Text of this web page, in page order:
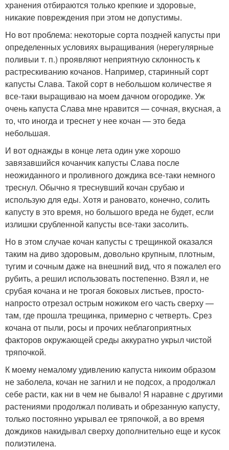
хранения отбираются только крепкие и здоровые,
никакие повреждения при этом не допустимы.
Но вот проблема: некоторые сорта поздней капусты при
определенных условиях выращивания (нерегулярные
поливыи т. п.) проявляют неприятную склонность к
растрескиванию кочанов. Например, старинный сорт
капусты Слава. Такой сорт в небольшом количестве я
все-таки выращиваю на моем дачном огородике. Уж
очень капуста Слава мне нравится — сочная, вкусная, а
то, что иногда и треснет у нее кочан — это беда
небольшая.
И вот однажды в конце лета один уже хорошо
завязавшийся кочанчик капусты Слава после
неожиданного и проливного дождика все-таки немного
треснул. Обычно я треснувший кочан срубаю и
использую для еды. Хотя и рановато, конечно, солить
капусту в это время, но большого вреда не будет, если
излишки срубленной капусты все-таки засолить.
Но в этом случае кочан капусты с трещинкой оказался
таким на диво здоровым, довольно крупным, плотным,
тугим и сочным даже на внешний вид, что я пожалел его
рубить, а решил использовать постепенно. Взял и, не
срубая кочана и не трогая боковых листьев, просто-
напросто отрезал острым ножиком его часть сверху —
там, где прошла трещинка, примерно с четверть. Срез
кочана от пыли, росы и прочих неблагоприятных
факторов окружающей среды аккуратно укрыл чистой
тряпочкой.
К моему немалому удивлению капуста никоим образом
не заболела, кочан не загнил и не подсох, а продолжал
себе расти, как ни в чем не бывало! Я наравне с другими
растениями продолжал поливать и обрезанную капусту,
только постоянно укрывал ее тряпочкой, а во время
дождиков накидывал сверху дополнительно еще и кусок
полиэтилена.